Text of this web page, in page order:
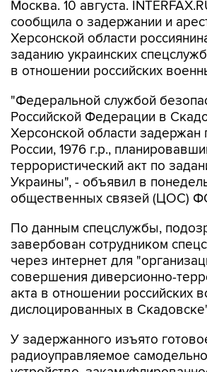
Херсонской области
заданию украинских спецслужб
в отношении российских
"Федеральной службой
Херсонской области задержан
России, 1976 г.р.,
террористический акт по
Украины", - объявил в
общественных связей (ЦОС)
По данным спецслужбы,
через интернет для
совершения диверсионно-
акта в отношении российских
дислоцированных в
У задержанного изъято
устройство,
пауэрбанк, с массой